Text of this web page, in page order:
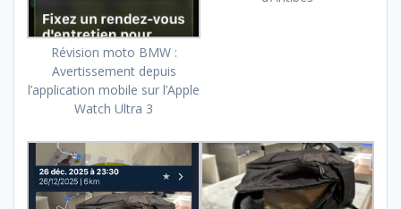
Révision moto BMW :
Avertissement depuis
l’application mobile sur l’Apple
Watch Ultra 3